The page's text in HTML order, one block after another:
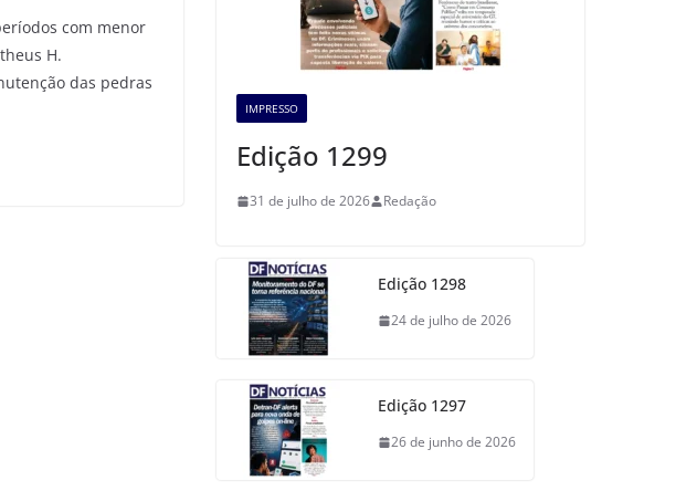
com menor
H.
das pedras
IMPRESSO
Edição 1299
31 de julho de 2026 Redação
Edição 1298
24 de julho de 2026
Edição 1297
26 de junho de 2026